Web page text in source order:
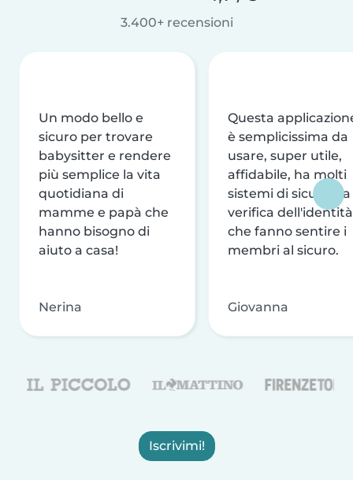
3.400+ recensioni
Un modo bello e
sicuro per trovare
babysitter e rendere
più semplice la vita
quotidiana di
mamme e papà che
hanno bisogno di
aiuto a casa!
Nerina
Questa
è semplicissima da
usare, super utile,
affidabile, ha molti
sistemi di sicurezza
verifica dell'identità
che fanno sentire i
membri al sicuro.
Giovanna
Iscrivimi!